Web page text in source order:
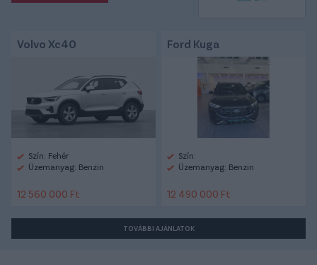
Volvo Xc40
Szín: Fehér
Üzemanyag: Benzin
12 560 000 Ft
Ford Kuga
Szín:
Üzemanyag: Benzin
12 490 000 Ft
TOVÁBBI AJÁNLATOK